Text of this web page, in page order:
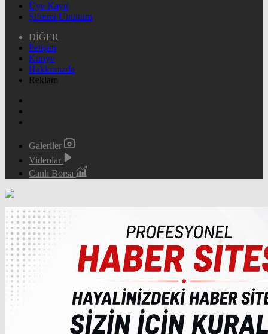
Üye Kayıt
Şifremi Unuttum
DİĞER
İletişim
Künye
Hakkımızda
Reklam
Galeriler
Videolar
Canlı Borsa